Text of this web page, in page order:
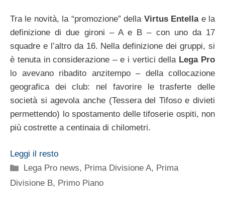
Tra le novità, la “promozione” della Virtus Entellae la
definizione di due gironi – A e B – con uno da 17
squadre e l’altro da 16. Nella definizione dei gruppi, si
è tenuta in considerazione – e i vertici della Lega Pro
lo avevano ribadito anzitempo – della collocazione
geografica dei club: nel favorire le trasferte delle
società si agevola anche (Tessera del Tifoso e divieti
permettendo) lo spostamento delle tifoserie ospiti, non
più costrette a centinaia di chilometri.
Leggi il resto
Categorie
Lega Pro news, Prima Divisione A, Prima
Divisione B, Primo Piano